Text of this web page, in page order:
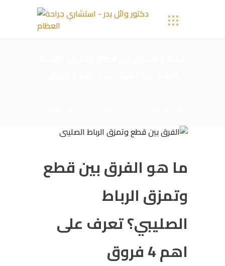
ما هو الفرق بين قطع
وتمزق الرباط
الصليبي؟ تعرف على
اهم 4 فروق